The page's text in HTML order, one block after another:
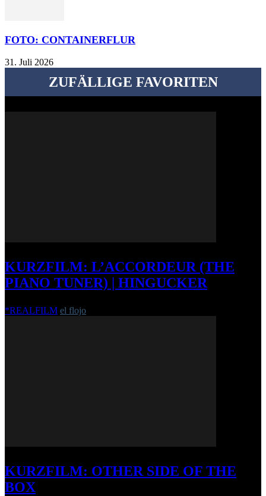
FOTO: CONTAINERFLUR
31. Juli 2026
ZUFÄLLIGE FAVORITEN
KURZFILM: L’ACCORDEUR (THE
PIANO TUNER) | HINGUCKER
*REALFILM el flojo
KURZFILM: OTHER SIDE OF THE
BOX